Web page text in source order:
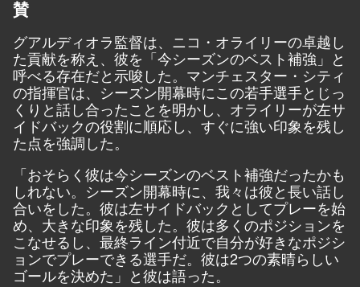
賛
グアルディオラ監督は、ニコ・オライリーの卓越し
た貢献を称え、彼を「今シーズンのベスト補強」と
呼べる存在だと示唆した。マンチェスター・シティ
の指揮官は、シーズン開幕時にこの若手選手とじっ
くりと話し合ったことを明かし、オライリーが左サ
イドバックの役割に順応し、すぐに強い印象を残し
た点を強調した。
「おそらく彼は今シーズンのベスト補強だったかも
しれない。シーズン開幕時に、我々は彼と長い話し
合いをした。彼は左サイドバックとしてプレーを始
め、大きな印象を残した。彼は多くのポジションを
こなせるし、最終ライン付近で自分が好きなポジシ
ョンでプレーできる選手だ。彼は2つの素晴らしい
ゴールを決めた」と彼は語った。